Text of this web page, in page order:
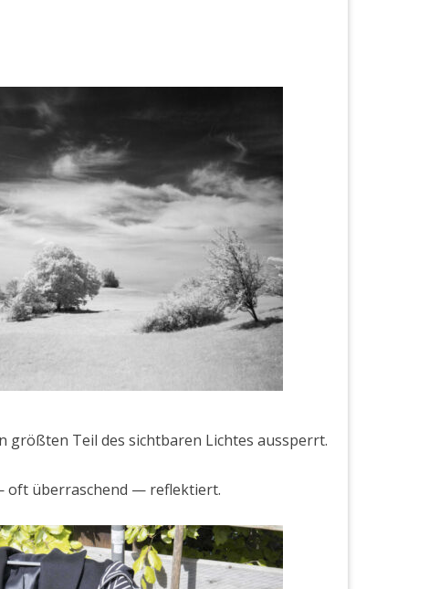
größten Teil des sicht­baren Licht­es aussper­rt.
oft über­raschend — reflek­tiert.